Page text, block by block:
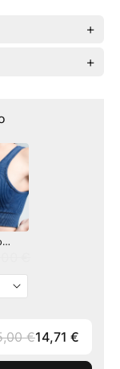
€14,71 €